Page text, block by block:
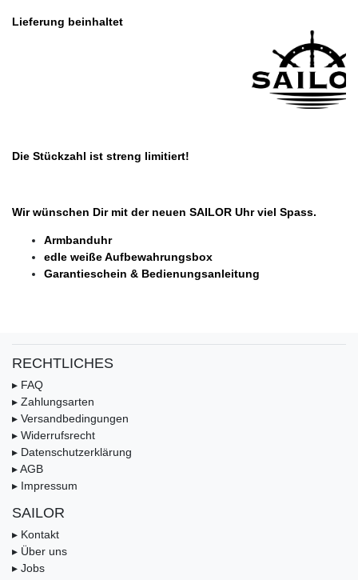
Lieferung beinhaltet
Die Stückzahl ist streng limitiert!
Wir wünschen Dir mit der neuen SAILOR Uhr viel Spass.
Armbanduhr
edle weiße Aufbewahrungsbox
Garantieschein & Bedienungsanleitung
RECHTLICHES
▸ FAQ
▸ Zahlungsarten
▸ Versandbedingungen
▸ Widerrufsrecht
▸ Datenschutzerklärung
▸ AGB
▸ Impressum
SAILOR
▸ Kontakt
▸ Über uns
▸ Jobs